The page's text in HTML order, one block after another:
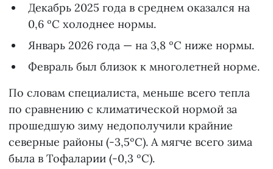
Декабрь 2025 года в среднем оказался на
0,6 ºС холоднее нормы.
Январь 2026 года — на 3,8 ºС ниже нормы.
Февраль был близок к многолетней норме.
По словам специалиста, меньше всего тепла
по сравнению с климатической нормой за
прошедшую зиму недополучили крайние
северные районы (-3,5ºС). А мягче всего зима
была в Тофаларии (-0,3 ºС).